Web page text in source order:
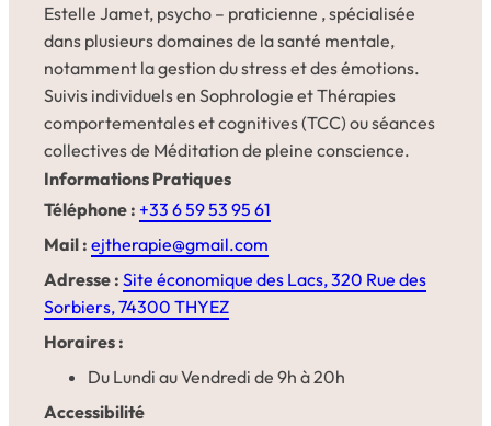
Estelle Jamet, psycho – praticienne , spécialisée
dans plusieurs domaines de la santé mentale,
notamment la gestion du stress et des émotions.
Suivis individuels en Sophrologie et Thérapies
comportementales et cognitives (TCC) ou séances
collectives de Méditation de pleine conscience.
Informations Pratiques
Téléphone : ‭+33 6 59 53 95 61‬
Mail : ejtherapie@gmail.com
Adresse : Site économique des Lacs,320 Rue des
Sorbiers, 74300 THYEZ
Horaires :
Du Lundi au Vendredi de 9h à 20h
Accessibilité